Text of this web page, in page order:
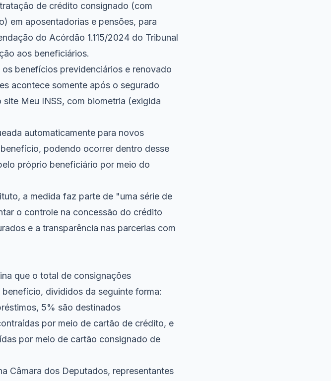
de crédito consignado (com
em aposentadorias e pensões, para
do Acórdão 1.115/2024 do Tribunal
aos beneficiários.
benefícios previdenciários e renovado
acontece somente após o segurado
Meu INSS, com biometria (exigida
automaticamente para novos
podendo ocorrer dentro desse
próprio beneficiário por meio do
a medida faz parte de "uma série de
o controle na concessão do crédito
e a transparência nas parcerias com
que o total de consignações
divididos da seguinte forma:
5% são destinados
por meio de cartão de crédito, e
por meio de cartão consignado de
Câmara dos Deputados, representantes